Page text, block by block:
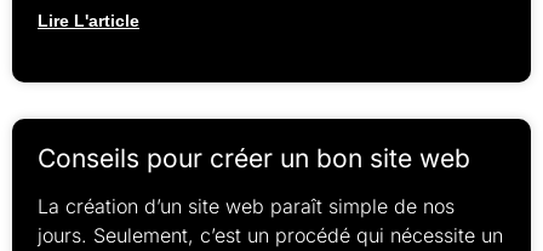
Lire L'article
Conseils pour créer un bon site web
La création d’un site web paraît simple de nos
jours. Seulement, c’est un procédé qui nécessite un